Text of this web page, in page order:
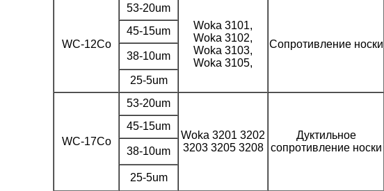
WC-12Co
53-20um
Woka 3101,
Woka 3102,
Woka 3103,
Woka 3105,
Сопротивление носки
45-15um
38-10um
25-5um
WC-17Co
53-20um
Woka 3201 3202
3203 3205 3208
Дуктильное
сопротивление носки
45-15um
38-10um
25-5um